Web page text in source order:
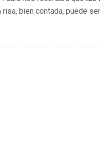
risa, bien contada, puede